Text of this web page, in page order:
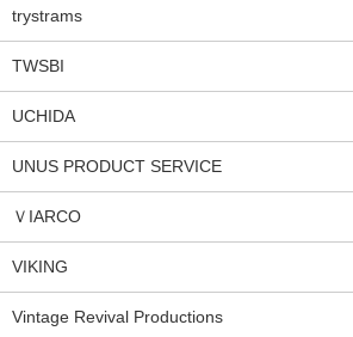
trystrams
TWSBI
UCHIDA
UNUS PRODUCT SERVICE
ＶIARCO
VIKING
Vintage Revival Productions